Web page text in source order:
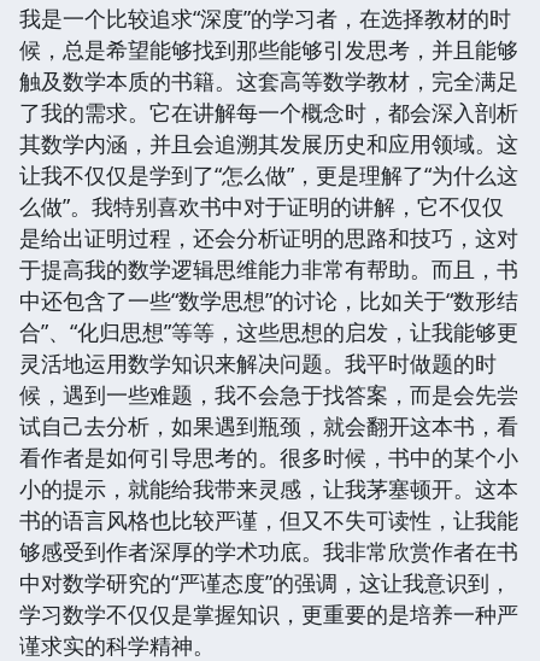
我是一个比较追求“深度”的学习者，在选择教材的时
候，总是希望能够找到那些能够引发思考，并且能够
触及数学本质的书籍。这套高等数学教材，完全满足
了我的需求。它在讲解每一个概念时，都会深入剖析
其数学内涵，并且会追溯其发展历史和应用领域。这
让我不仅仅是学到了“怎么做”，更是理解了“为什么这
么做”。我特别喜欢书中对于证明的讲解，它不仅仅
是给出证明过程，还会分析证明的思路和技巧，这对
于提高我的数学逻辑思维能力非常有帮助。而且，书
中还包含了一些“数学思想”的讨论，比如关于“数形结
合”、“化归思想”等等，这些思想的启发，让我能够更
灵活地运用数学知识来解决问题。我平时做题的时
候，遇到一些难题，我不会急于找答案，而是会先尝
试自己去分析，如果遇到瓶颈，就会翻开这本书，看
看作者是如何引导思考的。很多时候，书中的某个小
小的提示，就能给我带来灵感，让我茅塞顿开。这本
书的语言风格也比较严谨，但又不失可读性，让我能
够感受到作者深厚的学术功底。我非常欣赏作者在书
中对数学研究的“严谨态度”的强调，这让我意识到，
学习数学不仅仅是掌握知识，更重要的是培养一种严
谨求实的科学精神。